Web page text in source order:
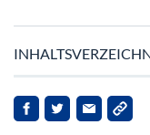
Neues